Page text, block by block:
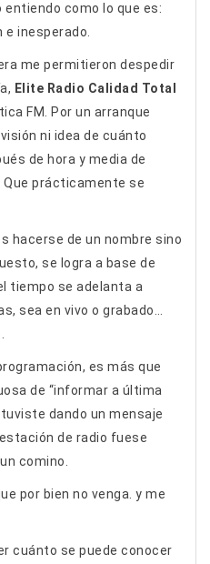
como lo que es:
inesperado.
me permitieron despedir
Elite Radio Calidad Total
FM. Por un arranque
ni idea de cuánto
de hora y media de
Que prácticamente se
hacerse de un nombre sino
se logra a base de
tiempo se adelanta a
sea en vivo o grabado…
es más que
de “informar a última
dando un mensaje
de radio fuese
comino.
por bien no venga. y me
cuánto se puede conocer